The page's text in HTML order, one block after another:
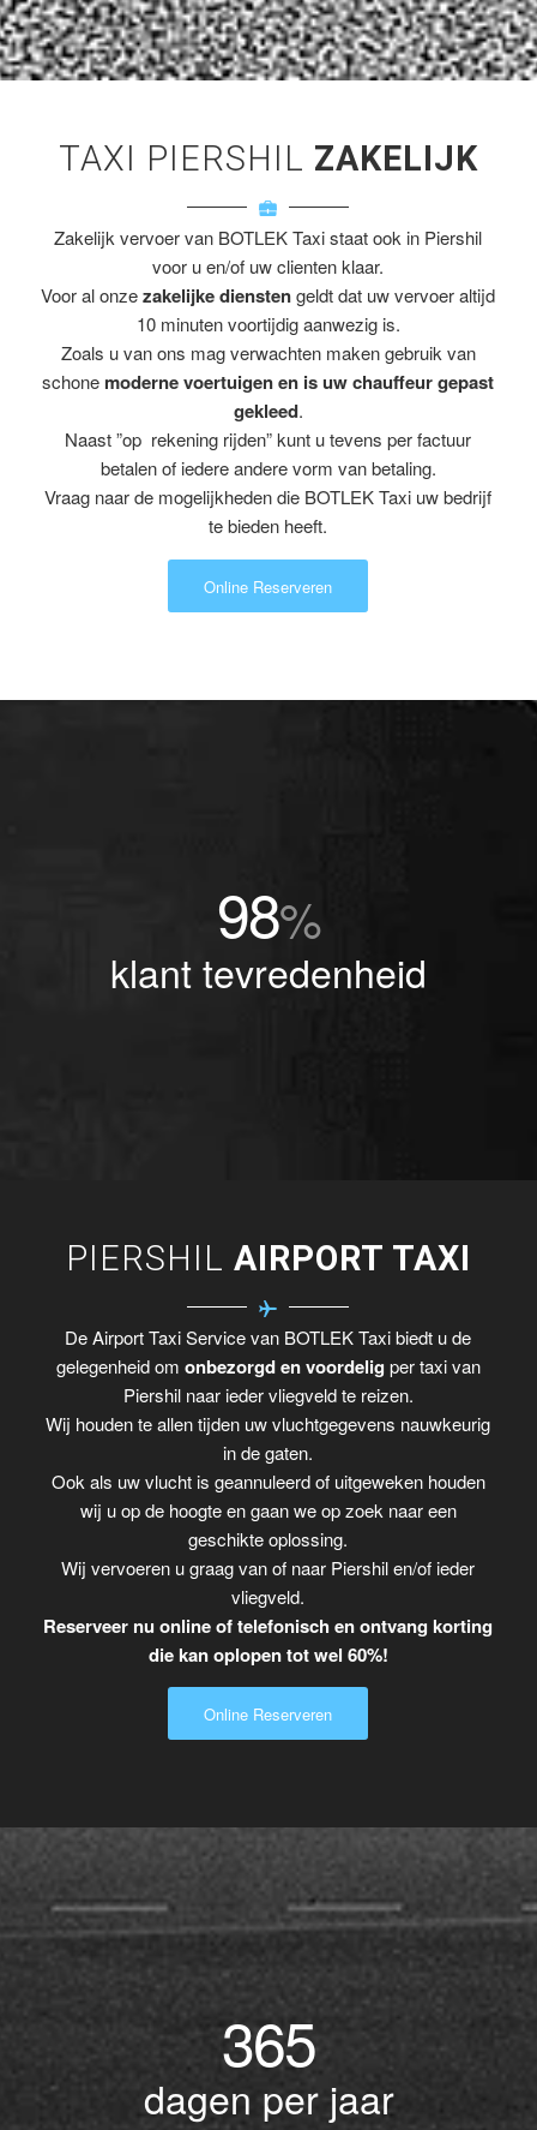
TAXI PIERSHIL ZAKELIJK
Zakelijk vervoer van BOTLEK Taxi staat ook in Piershil
voor u en/of uw clienten klaar.
Voor al onzezakelijke dienstengeldt dat uw vervoer altijd
10 minuten voortijdig aanwezig is.
Zoals u van ons mag verwachten maken gebruik van
schone moderne voertuigen en is uw chauffeur gepast
gekleed.
Naast ”op rekening rijden” kunt u tevens per factuur
betalen of iedere andere vorm van betaling.
Vraag naar de mogelijkheden die BOTLEK Taxi uw bedrijf
te bieden heeft.
Online Reserveren
98%
klant tevredenheid
PIERSHIL AIRPORT TAXI
De Airport Taxi Service van BOTLEK Taxi biedt u de
gelegenheid om onbezorgd en voordelig per taxi van
Piershil naar ieder vliegveld te reizen.
Wij houden te allen tijden uw vluchtgegevens nauwkeurig
in de gaten.
Ook als uw vlucht is geannuleerd of uitgeweken houden
wij u op de hoogte en gaan we op zoek naar een
geschikte oplossing.
Wij vervoeren u graag van of naar Piershil en/of ieder
vliegveld.
Reserveer nu online of telefonisch en ontvang korting
die kan oplopen tot wel 60%!
Online Reserveren
365
dagen per jaar